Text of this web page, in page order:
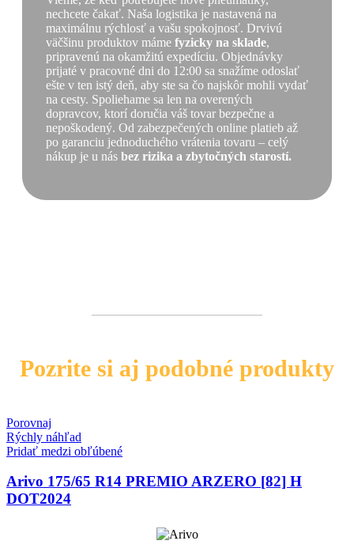
nechcete čakať. Naša logistika je nastavená na
maximálnu rýchlosť a vašu spokojnosť. Drvivú
väčšinu produktov máme fyzicky na sklade,
pripravenú na okamžitú expedíciu. Objednávky
prijaté v pracovné dni do 12:00 sa snažíme odoslať
ešte v ten istý deň, aby ste sa čo najskôr mohli vydať
na cesty. Spoliehame sa len na overených
dopravcov, ktorí doručia váš tovar bezpečne a
nepoškodený. Od zabezpečených online platieb až
po garanciu jednoduchého vrátenia tovaru – celý
nákup je u nás bez rizika a zbytočných starostí.
Pozrite si aj podobné produkty
Porovnaj
Rýchly náhľad
Pridať medzi obľúbené
Arivo 175/65 R14 PREMIO ARZERO [82] H
DOT2024